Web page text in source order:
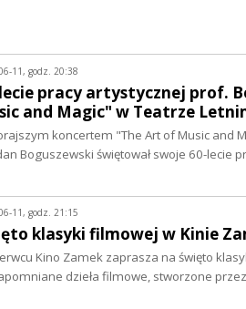
11, godz. 20:38
pracy artystycznej prof.
and Magic" w Teatrze
koncertem "The Art of Music and
Boguszewski świętował swoje 60-lecie
11, godz. 21:15
klasyki filmowej w Kinie
Kino Zamek zaprasza na święto
dzieła filmowe, stworzone